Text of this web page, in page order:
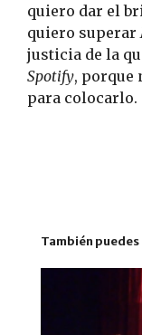
quiero dar el
quiero superar
justicia de la
Spotify, porque
para colocarlo.
También puedes